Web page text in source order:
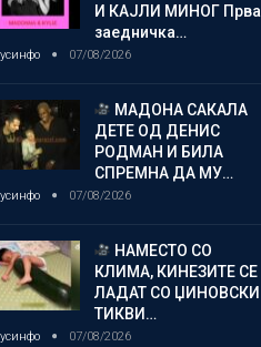
И КАЈЛИ МИНОГ Прва
заедничка…
07/08/2026
МАДОНА САКАЛА
ДЕТЕ ОД ДЕНИС
РОДМАН И БИЛА
СПРЕМНА ДА МУ…
07/08/2026
НАМЕСТО СО
КЛИМА, КИНЕЗИТЕ СЕ
ЛАДАТ СО ЏИНОВСКИ
ТИКВИ…
07/08/2026